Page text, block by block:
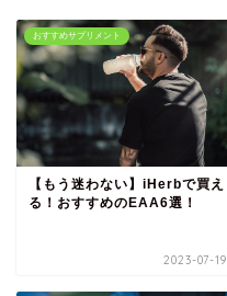
おすすめサプリメント
【もう迷わない】iHerbで買え
る！おすすめのEAA6選！
2023-07-19